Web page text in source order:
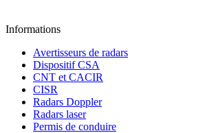
Informations
Avertisseurs de radars
Dispositif CSA
CNT et CACIR
CISR
Radars Doppler
Radars laser
Permis de conduire